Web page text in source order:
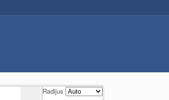
Radijus